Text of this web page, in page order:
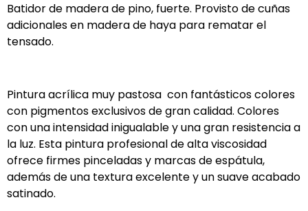
Batidor de madera de pino, fuerte. Provisto de cuñas
adicionales en madera de haya para rematar el
tensado.
Pintura acrílica muy pastosa con fantásticos colores
con pigmentos exclusivos de gran calidad. Colores
con una intensidad inigualable y una gran resistencia a
la luz. Esta pintura profesional de alta viscosidad
ofrece firmes pinceladas y marcas de espátula,
además de una textura excelente y un suave acabado
satinado.